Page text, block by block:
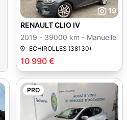
19
10 990 €
RENAULT CLIO IV
2019 - 39000 km - Manuelle
ECHIROLLES (38130)
PRO